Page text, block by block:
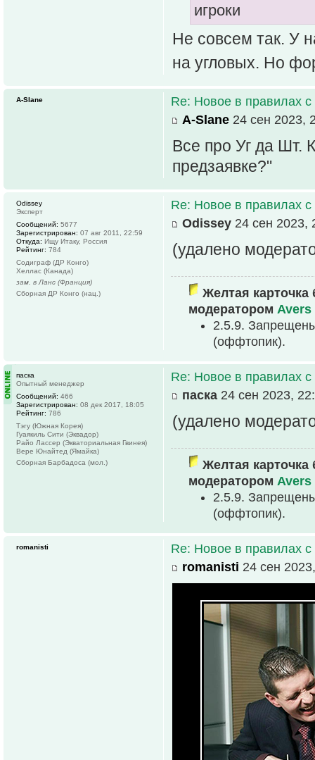
игроки
Не совсем так. У
на угловых. Но
Re: Новое в правилах с
A-Slane 24 сен 2023,
Все про Уг да Шт.
предзаявке?"
A-Slane
Re: Новое в правилах с
Odissey 24 сен 2023,
(удалено
Желтая карточка
модератором Avers
2.5.9.
(оффтопик).
Odissey
Эксперт
Сообщений: 5677
Зарегистрирован: 07 авг 2011, 22:59
Откуда: Ищу Итаку, Россия
Рейтинг: 784
Содиграф (ДР Конго)
Хеллас (Канада)
зам. в Ланс (Франция)
Сборная ДР Конго (нац.)
Re: Новое в правилах с
паска 24 сен 2023,
(удалено
Желтая карточка
модератором Avers
2.5.9.
(оффтопик).
паска
Опытный менеджер
Сообщений: 466
Зарегистрирован: 08 дек 2017, 18:05
Рейтинг: 786
Тэгу (Южная Корея)
Гуаякиль Сити (Эквадор)
Райо Лассер (Экваториальная Гвинея)
Вере Юнайтед (Ямайка)
Сборная Барбадоса (мол.)
Re: Новое в правилах с
romanisti 24 сен
romanisti